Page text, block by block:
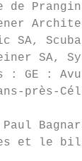
de
SA,
SA,
: GE :
près-
Paul
et le